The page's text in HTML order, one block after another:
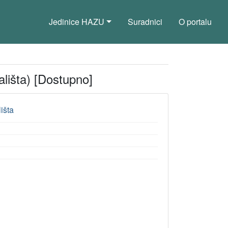
Jedinice HAZU Suradnici O portalu
[Dostupno]